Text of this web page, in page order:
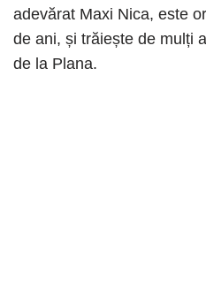
adevărat Maxi Nica, este
de ani, și trăiește de mulți
de la Plana.